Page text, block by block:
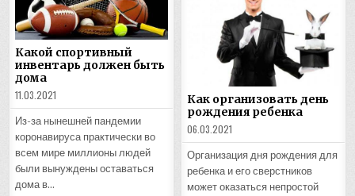
Какой спортивный
инвентарь должен быть
дома
11.03.2021
Из-за нынешней пандемии
коронавируса практически во
всем мире миллионы людей
были вынуждены оставаться
дома в…
Как организовать день
рождения ребенка
06.03.2021
Организация дня рождения для
ребенка и его сверстников
может оказаться непростой